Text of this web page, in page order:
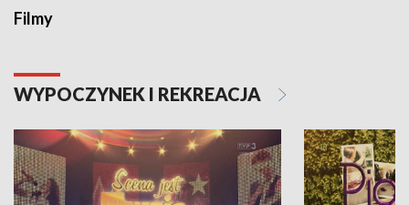
Filmy
WYPOCZYNEK I REKREACJA